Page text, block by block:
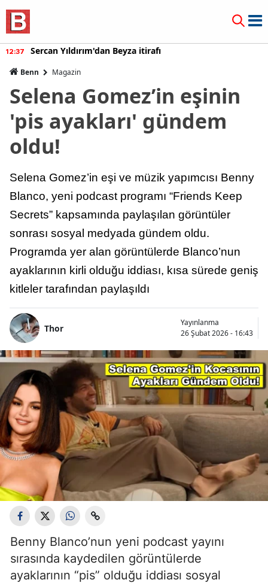
12:37 Sercan Yıldırım'dan Beyza itirafı
Benn Magazin
Selena Gomez’in eşinin
'pis ayakları' gündem
oldu!
Selena Gomez’in eşi ve müzik yapımcısı Benny
Blanco, yeni podcast programı “Friends Keep
Secrets” kapsamında paylaşılan görüntüler
sonrası sosyal medyada gündem oldu.
Programda yer alan görüntülerde Blanco’nun
ayaklarının kirli olduğu iddiası, kısa sürede geniş
kitleler tarafından paylaşıldı
Thor
Yayınlanma
26 Şubat 2026 - 16:43
Benny Blanco’nun yeni podcast yayını
sırasında kaydedilen görüntülerde
ayaklarının “pis” olduğu iddiası sosyal